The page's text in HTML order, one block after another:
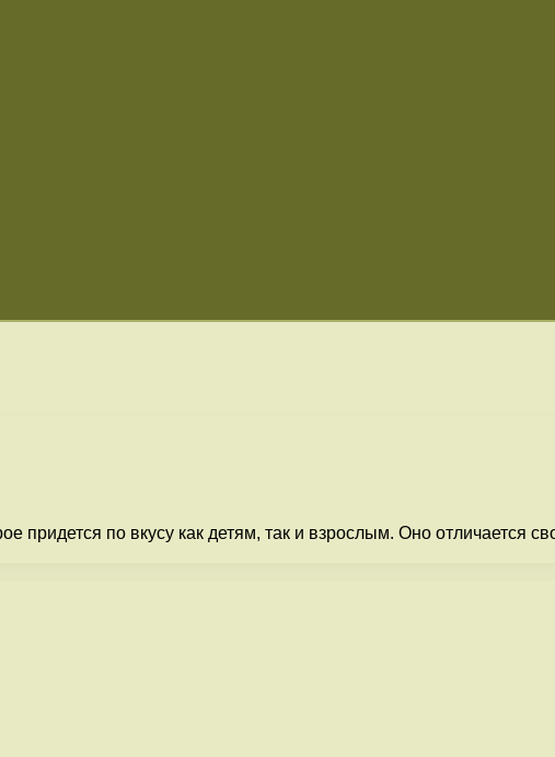
придется по вкусу как детям, так и взрослым. Оно отличается